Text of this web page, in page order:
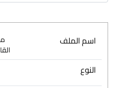
اسم الملف
النوع